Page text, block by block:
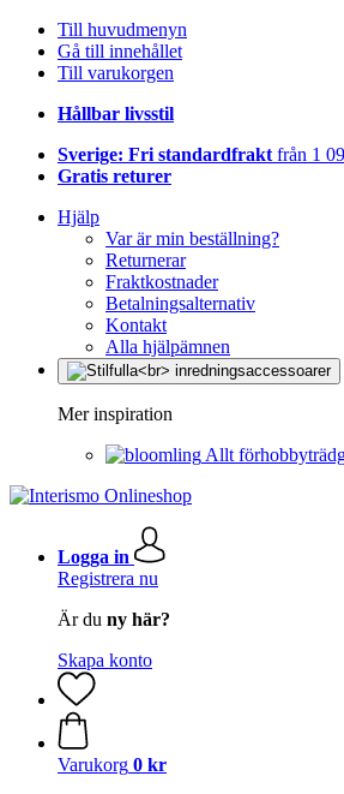
Till huvudmenyn
Gå till innehållet
Till varukorgen
Hållbar livsstil
Sverige: Fri standardfrakt från 1
Gratis returer
Hjälp
Var är min beställning?
Returnerar
Fraktkostnader
Betalningsalternativ
Kontakt
Alla hjälpämnen
Mer inspiration
Allt
Logga in
Registrera nu
Är du ny här?
Skapa konto
Varukorg 0 kr